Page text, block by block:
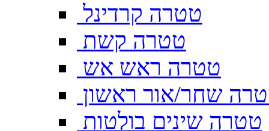
טטרה קרדינל
טטרה קשת
טטרה ראש אש
שחר/אור ראשון
טטרה שינים בולטות